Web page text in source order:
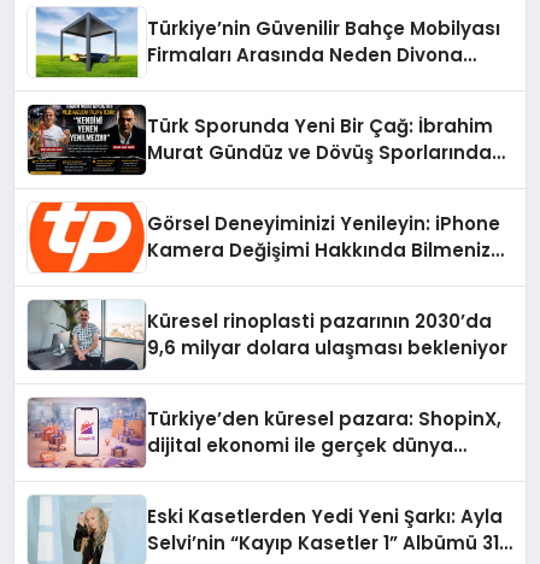
Türkiye’nin Güvenilir Bahçe Mobilyası
Firmaları Arasında Neden Divona
Türk Sporunda Yeni Bir Çağ: İbrahim
Murat Gündüz ve Dövüş Sporlarında
Görsel Deneyiminizi Yenileyin: iPhone
Kamera Değişimi Hakkında Bilmeniz
Küresel rinoplasti pazarının 2030’da
9,6 milyar dolara ulaşması bekleniyor
Türkiye’den küresel pazara: ShopinX,
dijital ekonomi ile gerçek dünya
Eski Kasetlerden Yedi Yeni Şarkı: Ayla
Selvi’nin “Kayıp Kasetler 1” Albümü 31